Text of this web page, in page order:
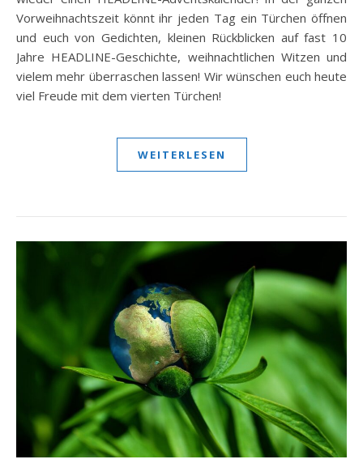
Vorweihnachtszeit könnt ihr jeden Tag ein Türchen öffnen
und euch von Gedichten, kleinen Rückblicken auf fast 10
Jahre HEADLINE-Geschichte, weihnachtlichen Witzen und
vielem mehr überraschen lassen! Wir wünschen euch heute
viel Freude mit dem vierten Türchen!
WEITERLESEN